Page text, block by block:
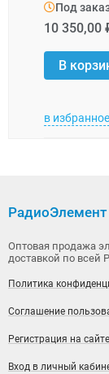
Под
10 350,00
В
в избранное
РадиоЭлемент
Оптовая продажа
доставкой по всей
Политика
Соглашение
Регистрация на сайте
Вход в личный